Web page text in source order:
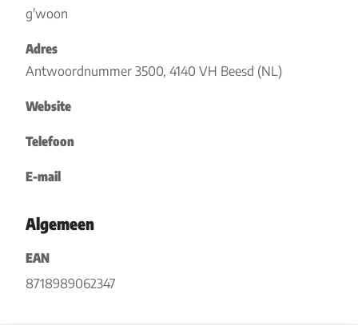
g'woon
Adres
Antwoordnummer 3500, 4140 VH Beesd (NL)
Website
Telefoon
E-mail
Algemeen
EAN
8718989062347